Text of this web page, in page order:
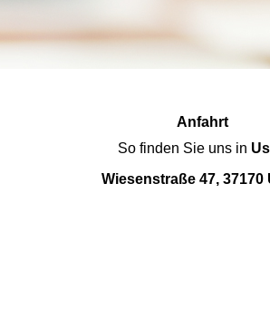
Anfahrt
So finden Sie uns in
Wiesenstraße 47, 37170